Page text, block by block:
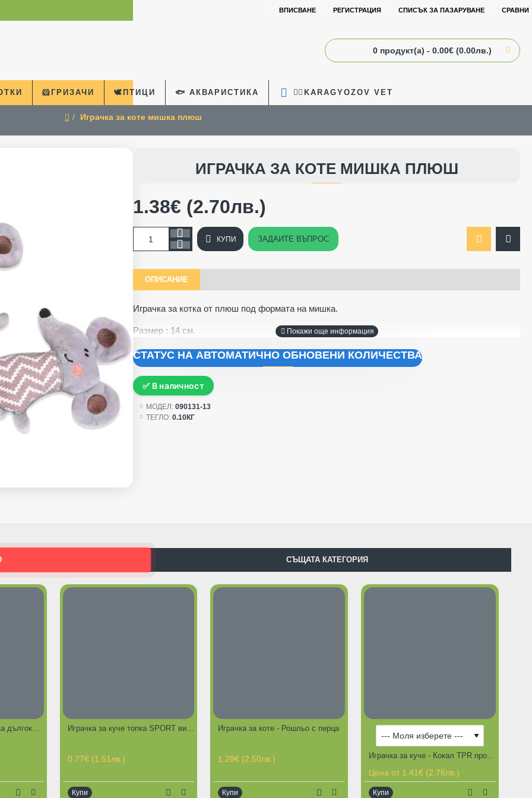
ВПИСВАНЕ РЕГИСТРАЦИЯ СПИСЪК ЗА ПАЗАРУВАНЕ СРАВНИ
0 продукт(а) - 0.00€ (0.00лв.)
🐹ГРИЗАЧИ 🕊️ПТИЦИ 🐟 АКВАРИСТИКА 🧑‍⚕️KARAGYOZOV VET
Играчка за коте мишка плюш
ИГРАЧКА ЗА КОТЕ МИШКА ПЛЮШ
ОПИСАНИЕ
Играчка за котка от плюш под формата на мишка.
Размер : 14 см.
СТАТУС НА АВТОМАТИЧНО ОБНОВЕНИ КОЛИЧЕСТВА
✅ В наличност
МОДЕЛ: 090131-13
ТЕГЛО: 0.10КГ
1.38€ (2.70лв.)
КУПИ ЗАДАЙТЕ ВЪПРОС
СЪЩАТА КАТЕГОРИЯ
Играчка за котки, мишка дългокосместа 6 см. Играчка за куче топка SPORT винил 6.5 см
0.77€ (1.51лв.)
Купи
Играчка за коте - Рошльо с перца
1.28€ (2.50лв.)
Купи
Цена от 1.41€ (2.76лв.)
Купи